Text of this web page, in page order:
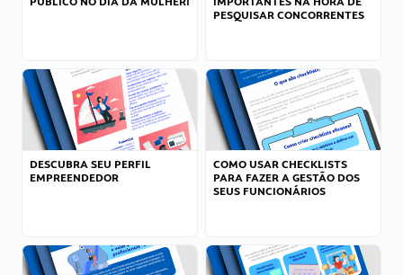
PESQUISAR CONCORRENTES
DESCUBRA SEU PERFIL
EMPREENDEDOR
COMO USAR CHECKLISTS
PARA FAZER A GESTÃO DOS
SEUS FUNCIONÁRIOS